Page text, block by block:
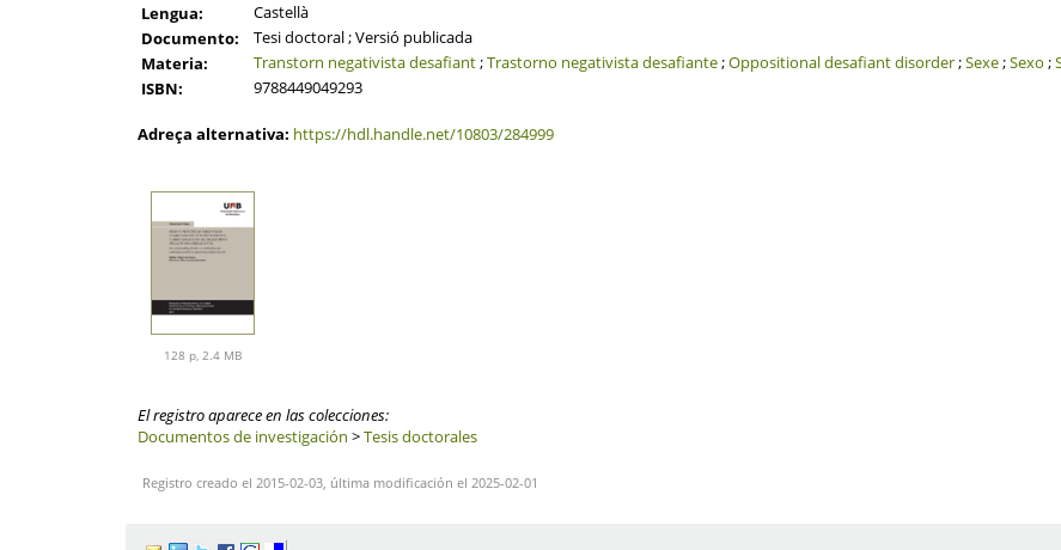
Lengua:
Castellà
Documento:
Tesi doctoral ; Versió publicada
Materia:
Transtorn negativista desafiant;Trastorno negativista desafiante;Oppositional desafiant disorder;Sexe;Sexo ;
ISBN:
9788449049293
Adreça alternativa: https://hdl.handle.net/10803/284999
128 p, 2.4 MB
El registro aparece en las colecciones:
Documentos de investigación >Tesis doctorales
Registro creado el 2015-02-03, última modificación el 2025-02-01